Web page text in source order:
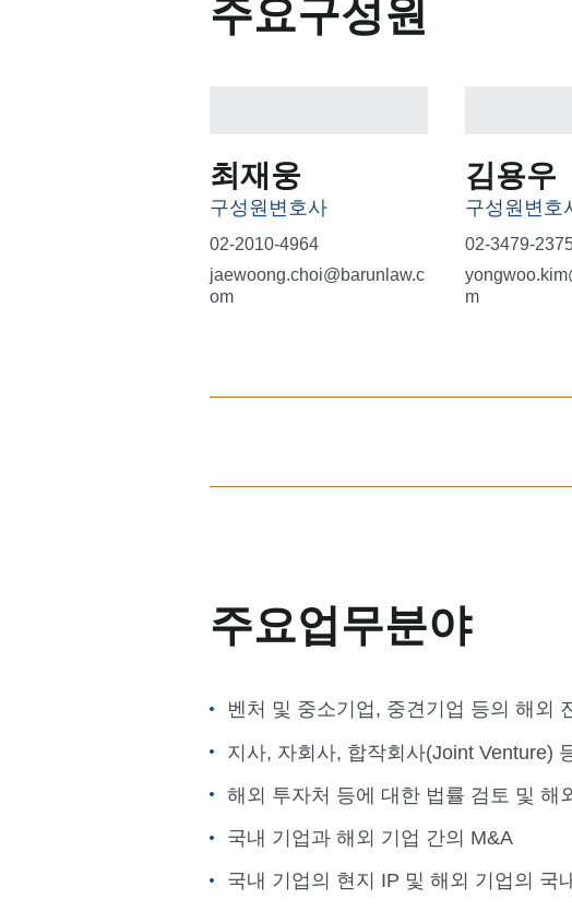
주요구성원
최재웅
구성원변호사
02-2010-4964
jaewoong.choi@barunlaw.c
om
김용우
구성원변호
02-3479-
m
주요업무분야
벤처 및 중소기업, 중견기업 등의 해외
지사, 자회사, 합작회사(Joint Venture)
해외 투자처 등에 대한 법률 검토 및 해
국내 기업과 해외 기업 간의 M&A
국내 기업의 현지 IP 및 해외 기업의 국